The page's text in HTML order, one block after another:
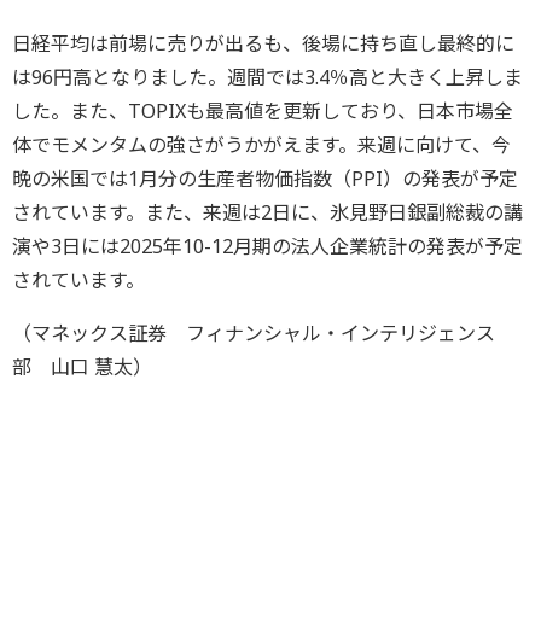
日経平均は前場に売りが出るも、後場に持ち直し最終的に
は96円高となりました。週間では3.4％高と大きく上昇しま
した。また、TOPIXも最高値を更新しており、日本市場全
体でモメンタムの強さがうかがえます。来週に向けて、今
晩の米国では1月分の生産者物価指数（PPI）の発表が予定
されています。また、来週は2日に、氷見野日銀副総裁の講
演や3日には2025年10-12月期の法人企業統計の発表が予定
されています。
（マネックス証券 フィナンシャル・インテリジェンス
部 山口 慧太）